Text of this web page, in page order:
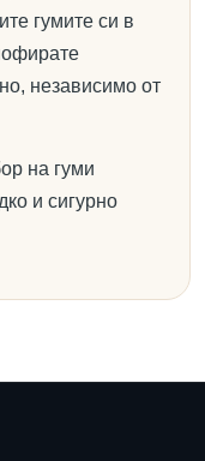
гумите си в
независимо от
на гуми
и сигурно